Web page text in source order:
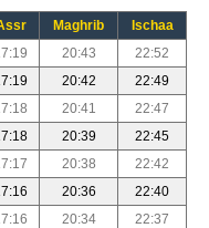
Maghrib
Ischaa
20:43
22:52
20:42
22:49
20:41
22:47
20:39
22:45
20:38
22:42
20:36
22:40
20:34
22:37